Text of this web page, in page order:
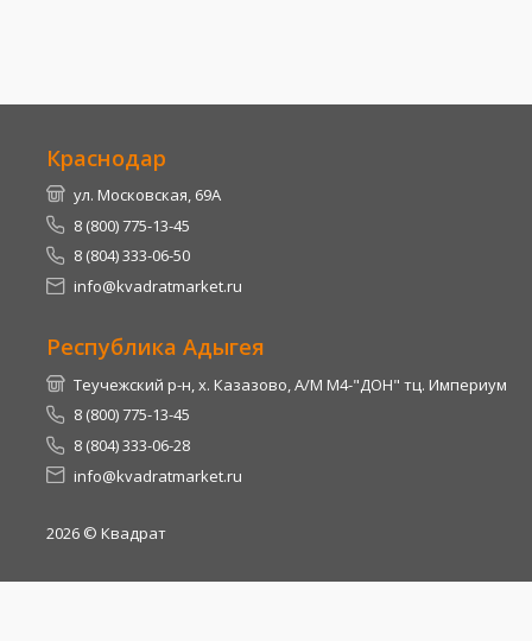
Краснодар
ул. Московская, 69А
8 (800) 775-13-45
8 (804) 333-06-50
info@kvadratmarket.ru
Республика Адыгея
Теучежский р-н, х. Казазово, А/М М4-"ДОН" тц. Империум
8 (800) 775-13-45
8 (804) 333-06-28
info@kvadratmarket.ru
2026 © Квадрат